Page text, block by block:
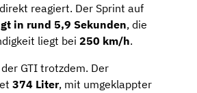
reagiert. Der Sprint auf
in rund 5,9 Sekunden, die
liegt bei 250 km/h.
GTI trotzdem. Der
374 Liter, mit umgeklappter